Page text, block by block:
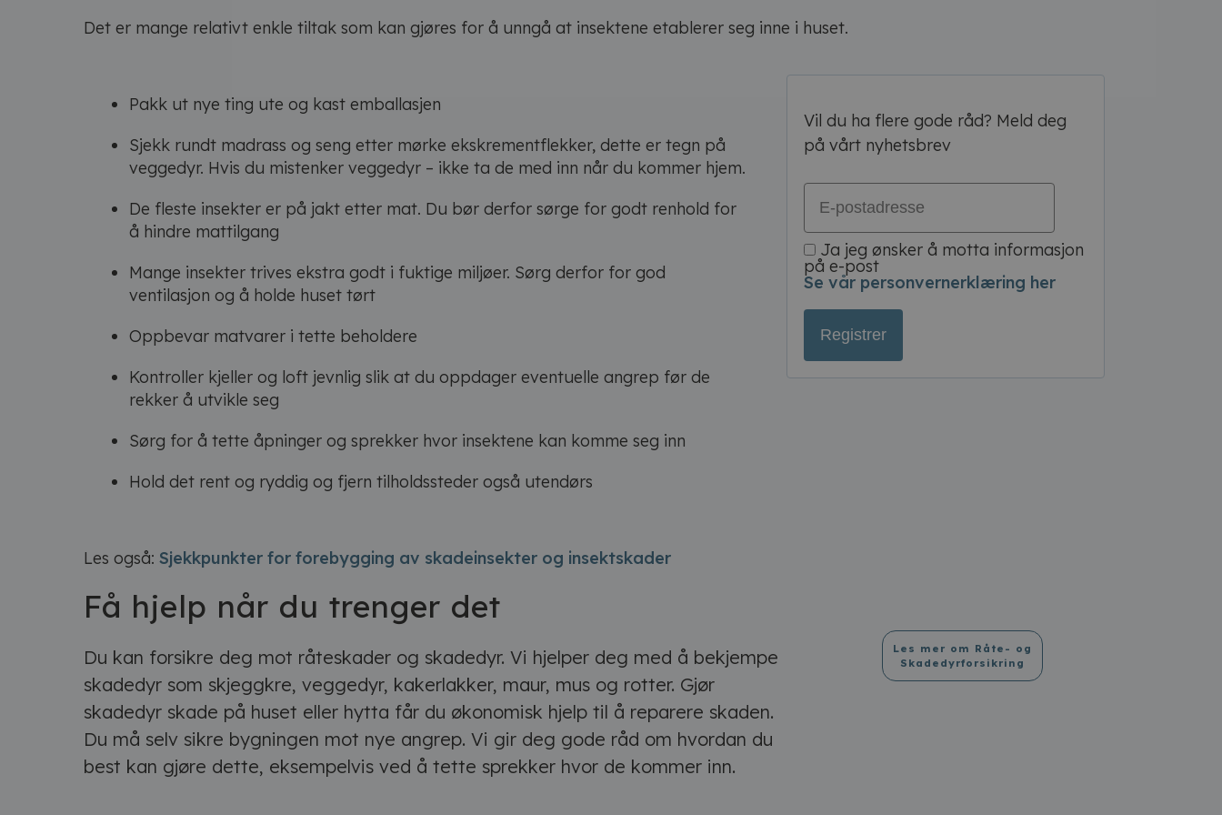
Det er mange relativt enkle tiltak som kan gjøres for å unngå at insektene etablerer seg inne i huset.
Pakk ut nye ting ute og kast emballasjen
Sjekk rundt madrass og seng etter mørke ekskrementflekker, dette er tegn på
veggedyr. Hvis du mistenker veggedyr – ikke ta de med inn når du kommer hjem.
De fleste insekter er på jakt etter mat. Du bør derfor sørge for godt renhold for
å hindre mattilgang
Mange insekter trives ekstra godt i fuktige miljøer. Sørg derfor for god
ventilasjon og å holde huset tørt
Oppbevar matvarer i tette beholdere
Kontroller kjeller og loft jevnlig slik at du oppdager eventuelle angrep før de
rekker å utvikle seg
Sørg for å tette åpninger og sprekker hvor insektene kan komme seg inn
Hold det rent og ryddig og fjern tilholdssteder også utendørs
Les også: Sjekkpunkter for forebygging av skadeinsekter og insektskader
Vil du ha flere gode råd? Meld deg
på vårt nyhetsbrev
Ja jeg ønsker å motta informasjon
på e-post
Se vår personvernerklæring her
Få hjelp når du trenger det
Du kan forsikre deg mot råteskader og skadedyr. Vi hjelper deg med å bekjempe
skadedyr som skjeggkre, veggedyr, kakerlakker, maur, mus og rotter. Gjør
skadedyr skade på huset eller hytta får du økonomisk hjelp til å reparere skaden.
Du må selv sikre bygningen mot nye angrep. Vi gir deg gode råd om hvordan du
best kan gjøre dette, eksempelvis ved å tette sprekker hvor de kommer inn.
Les mer om Råte- og
Skadedyrforsikring